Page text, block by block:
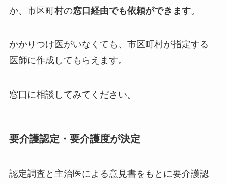
か、市区町村の窓口経由でも依頼ができます。
かかりつけ医がいなくても、市区町村が指定する
医師に作成してもらえます。
窓口に相談してみてください。
要介護認定・要介護度が決定
認定調査と主治医による意見書をもとに要介護認